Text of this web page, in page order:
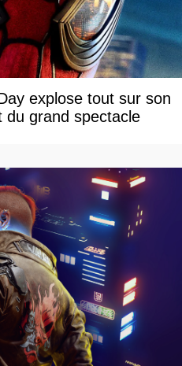
explose tout sur son
du grand spectacle